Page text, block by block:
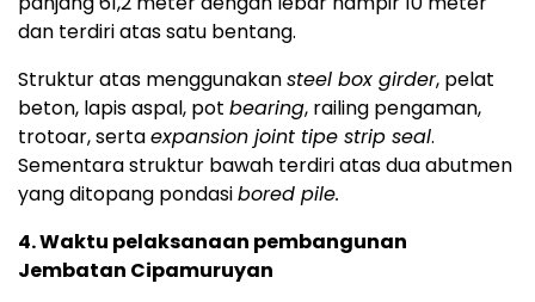
dan terdiri atas satu bentang.
Struktur atas menggunakansteel box girder, pelat
beton, lapis aspal, pot bearing, railing pengaman,
trotoar, sertaexpansion joint tipe strip seal.
Sementara struktur bawah terdiri atas dua abutmen
yang ditopang pondasibored pile.
4. Waktu pelaksanaan pembangunan
Jembatan Cipamuruyan